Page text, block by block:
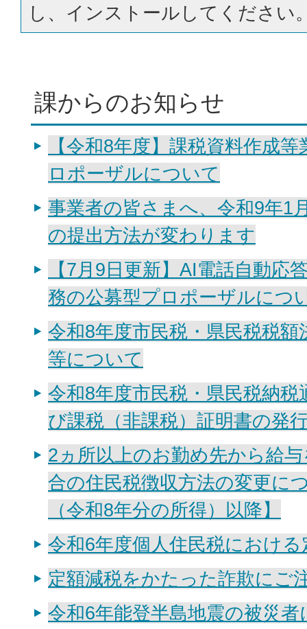
し、インストールしてください
課からのお知らせ
【令和8年度】課税資料作成
ロポーザルについて
事業者の皆さまへ、令和9年1
の提出方法が変わります
【7月9日更新】AI電話自動応
務の公募型プロポーザルにつ
令和8年度市民税・県民税税額
等について
令和8年度市民税・県民税納税
び課税（非課税）証明書の発
2ヵ所以上のお勤め先から給
合の住民税徴収方法の変更に
（令和8年分の所得）以降】
令和6年度個人住民税におけ
定額減税をかたった詐欺にご
令和6年能登半島地震の被災